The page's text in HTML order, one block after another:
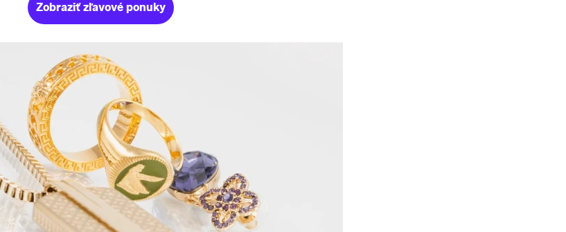
Zobraziť zľavové ponuky